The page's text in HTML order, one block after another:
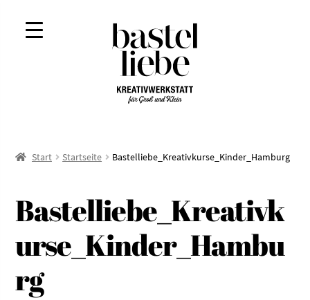
Zur
Navigation
springen
Zum
Inhalt
springen
Start Startseite Bastelliebe_Kreativkurse_Kinder_Hamburg
Bastelliebe_Kreativk
urse_Kinder_Hambu
rg